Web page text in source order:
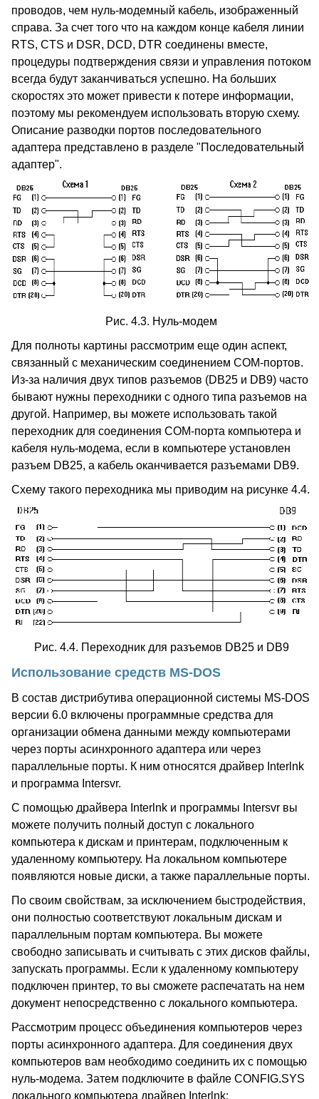
проводов, чем нуль-модемный кабель, изображенный
справа. За счет того что на каждом конце кабеля линии
RTS, CTS и DSR, DCD, DTR соединены вместе,
процедуры подтверждения связи и управления потоком
всегда будут заканчиваться успешно. На больших
скоростях это может привести к потере информации,
поэтому мы рекомендуем использовать вторую схему.
Описание разводки портов последовательного
адаптера представлено в разделе "Последовательный
адаптер".
Рис. 4.3. Нуль-модем
Для полноты картины рассмотрим еще один аспект,
связанный с механическим соединением COM-портов.
Из-за наличия двух типов разъемов (DB25 и DB9) часто
бывают нужны переходники с одного типа разъемов на
другой. Например, вы можете использовать такой
переходник для соединения COM-порта компьютера и
кабеля нуль-модема, если в компьютере установлен
разъем DB25, а кабель оканчивается разъемами DB9.
Схему такого переходника мы приводим на рисунке 4.4.
Рис. 4.4. Переходник для разъемов DB25 и DB9
Использование средств MS-DOS
В состав дистрибутива операционной системы MS-DOS
версии 6.0 включены программные средства для
организации обмена данными между компьютерами
через порты асинхронного адаптера или через
параллельные порты. К ним относятся драйвер Interlnk
и программа Intersvr.
С помощью драйвера Interlnk и программы Intersvr вы
можете получить полный доступ с локального
компьютера к дискам и принтерам, подключенным к
удаленному компьютеру. На локальном компьютере
появляются новые диски, а также параллельные порты.
По своим свойствам, за исключением быстродействия,
они полностью соответствуют локальным дискам и
параллельным портам компьютера. Вы можете
свободно записывать и считывать с этих дисков файлы,
запускать программы. Если к удаленному компьютеру
подключен принтер, то вы сможете распечатать на нем
документ непосредственно с локального компьютера.
Рассмотрим процесс объединения компьютеров через
порты асинхронного адаптера. Для соединения двух
компьютеров вам необходимо соединить их с помощью
нуль-модема. Затем подключите в файле CONFIG.SYS
локального компьютера драйвер Interlnk: